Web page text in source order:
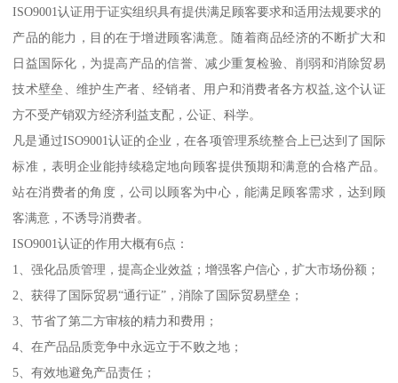
ISO9001认证用于证实组织具有提供满足顾客要求和适用法规要求的
产品的能力，目的在于增进顾客满意。随着商品经济的不断扩大和
日益国际化，为提高产品的信誉、减少重复检验、削弱和消除贸易
技术壁垒、维护生产者、经销者、用户和消费者各方权益,这个认证
方不受产销双方经济利益支配，公证、科学。
凡是通过ISO9001认证的企业，在各项管理系统整合上已达到了国际
标准，表明企业能持续稳定地向顾客提供预期和满意的合格产品。
站在消费者的角度，公司以顾客为中心，能满足顾客需求，达到顾
客满意，不诱导消费者。
ISO9001认证的作用大概有6点：
1、强化品质管理，提高企业效益；增强客户信心，扩大市场份额；
2、获得了国际贸易“通行证”，消除了国际贸易壁垒；
3、节省了第二方审核的精力和费用；
4、在产品品质竞争中永远立于不败之地；
5、有效地避免产品责任；